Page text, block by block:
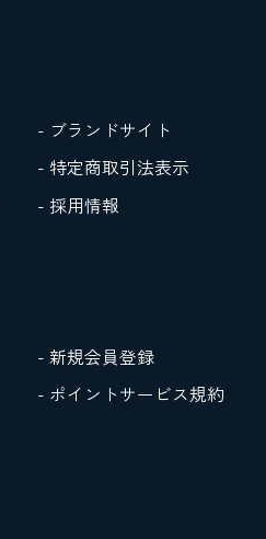
- ブランドサイト
- 特定商取引法表示
- 採用情報
- 新規会員登録
- ポイントサービス規約